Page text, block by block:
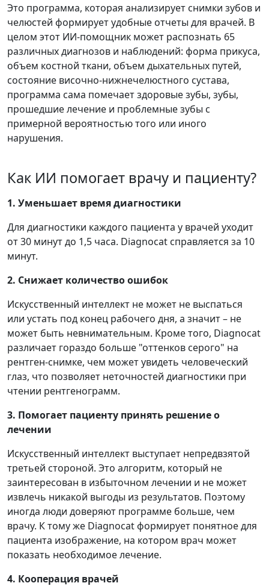
Это программа, которая анализирует снимки зубов и
челюстей формирует удобные отчеты для врачей. В
целом этот ИИ-помощник может распознать 65
различных диагнозов и наблюдений: форма прикуса,
объем костной ткани, объем дыхательных путей,
состояние височно-нижнечелюстного сустава,
программа сама помечает здоровые зубы, зубы,
прошедшие лечение и проблемные зубы с
примерной вероятностью того или иного
нарушения.
Как ИИ помогает врачу и пациенту?
1. Уменьшает время диагностики
Для диагностики каждого пациента у врачей уходит
от 30 минут до 1,5 часа. Diagnocat справляется за 10
минут.
2. Снижает количество ошибок
Искусственный интеллект не может не выспаться
или устать под конец рабочего дня, а значит – не
может быть невнимательным. Кроме того, Diagnocat
различает гораздо больше "оттенков серого" на
рентген-снимке, чем может увидеть человеческий
глаз, что позволяет неточностей диагностики при
чтении рентгенограмм.
3. Помогает пациенту принять решение о
лечении
Искусственный интеллект выступает непредвзятой
третьей стороной. Это алгоритм, который не
заинтересован в избыточном лечении и не может
извлечь никакой выгоды из результатов. Поэтому
иногда люди доверяют программе больше, чем
врачу. К тому же Diagnocat формирует понятное для
пациента изображение, на котором врач может
показать необходимое лечение.
4. Кооперация врачей